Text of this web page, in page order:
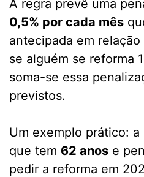
A regra prevê uma
0,5% por cada mês
antecipada em
se alguém se reforma
soma-se essa
previstos.
Um exemplo prático:
que tem 62 anos e
pedir a reforma em